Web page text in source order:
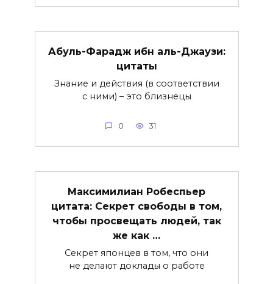
Абуль-Фарадж ибн аль-Джаузи:
цитаты
Знание и действия (в соответствии
с ними) – это близнецы
0 31
Максимилиан Робеспьер
цитата: Секрет свободы в том,
чтобы просвещать людей, так
же как …
Секрет японцев в том, что они
не делают доклады о работе